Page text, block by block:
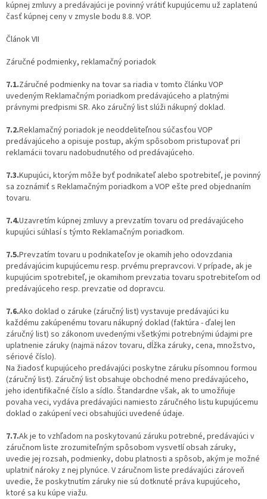
kúpnej zmluvy a predávajúci je povinný vrátiť kupujúcemu už zaplatenú
časť kúpnej ceny v zmysle bodu 8.8. VOP.
Článok VII
Záručné podmienky, reklamačný poriadok
7.1.Záručné podmienky na tovar sa riadia v tomto článku VOP
uvedeným Reklamačným poriadkom predávajúceho a platnými
právnymi predpismi SR. Ako záručný list slúži nákupný doklad.
7.2.Reklamačný poriadok je neoddeliteľnou súčasťou VOP
predávajúceho a opisuje postup, akým spôsobom pristupovať pri
reklamácii tovaru nadobudnutého od predávajúceho.
7.3.Kupujúci, ktorým môže byť podnikateľ alebo spotrebiteľ, je povinný
sa zoznámiť s Reklamačným poriadkom a VOP ešte pred objednaním
tovaru.
7.4.Uzavretím kúpnej zmluvy a prevzatím tovaru od predávajúceho
kupujúci súhlasí s týmto Reklamačným poriadkom.
7.5.Prevzatím tovaru u podnikateľov je okamih jeho odovzdania
predávajúcim kupujúcemu resp. prvému prepravcovi. V prípade, ak je
kupujúcim spotrebiteľ, je okamihom prevzatia tovaru spotrebiteľom od
predávajúceho resp. prevzatie od dopravcu.
7.6.Ako doklad o záruke (záručný list) vystavuje predávajúci ku
každému zakúpenému tovaru nákupný doklad (faktúra - ďalej len
záručný list) so zákonom uvedenými všetkými potrebnými údajmi pre
uplatnenie záruky (najmä názov tovaru, dĺžka záruky, cena, množstvo,
sériové číslo).
Na žiadosť kupujúceho predávajúci poskytne záruku písomnou formou
(záručný list). Záručný list obsahuje obchodné meno predávajúceho,
jeho identifikačné číslo a sídlo. Štandardne však, ak to umožňuje
povaha veci, vydáva predávajúci namiesto záručného listu kupujúcemu
doklad o zakúpení veci obsahujúci uvedené údaje.
7.7.Ak je to vzhľadom na poskytovanú záruku potrebné, predávajúci v
záručnom liste zrozumiteľným spôsobom vysvetlí obsah záruky,
uvedie jej rozsah, podmienky, dobu platnosti a spôsob, akým je možné
uplatniť nároky z nej plynúce. V záručnom liste predávajúci zároveň
uvedie, že poskytnutím záruky nie sú dotknuté práva kupujúceho,
ktoré sa ku kúpe viažu.